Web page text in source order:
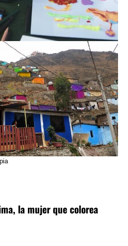
la mujer que colorea